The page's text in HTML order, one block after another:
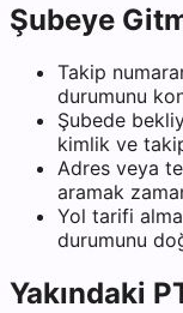
Şubeye
Takip
durumunu
Şubede
kimlik ve
Adres veya
aramak
Yol tarifi
durumunu
Yakındaki